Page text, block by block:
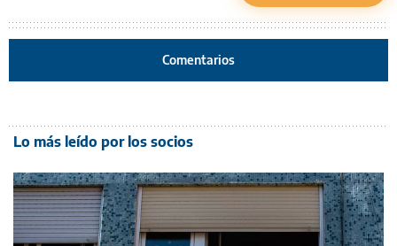
Comentarios
Lo más leído por los socios